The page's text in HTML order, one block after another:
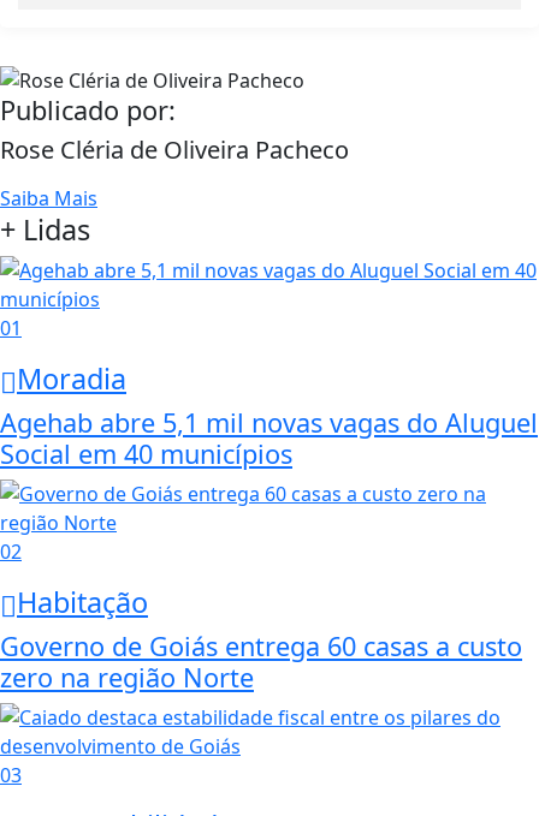
Publicado por:
Rose Cléria de Oliveira Pacheco
Saiba Mais
+ Lidas
01
Moradia
Agehab abre 5,1 mil novas vagas do Aluguel
Social em 40 municípios
02
Habitação
Governo de Goiás entrega 60 casas a custo
zero na região Norte
03